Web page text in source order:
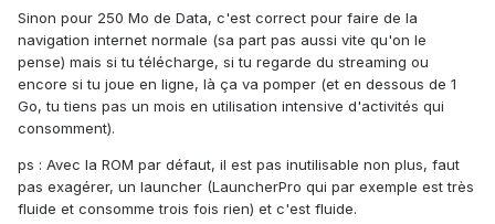
Sinon pour 250 Mo de Data, c'est correct pour faire de la
navigation internet normale (sa part pas aussi vite qu'on le
pense) mais si tu télécharge, si tu regarde du streaming ou
encore si tu joue en ligne, là ça va pomper (et en dessous de 1
Go, tu tiens pas un mois en utilisation intensive d'activités qui
consomment).
ps : Avec la ROM par défaut, il est pas inutilisable non plus, faut
pas exagérer, un launcher (LauncherPro qui par exemple est très
fluide et consomme trois fois rien) et c'est fluide.